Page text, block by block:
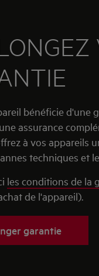
bénéficie d'une
assurance
à vos appareils
techniques et
les conditions de la
de l'appareil).
garantie